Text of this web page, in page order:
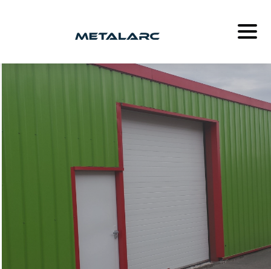
MÉTALLERIE
RECRUTEMENT
CONTACT